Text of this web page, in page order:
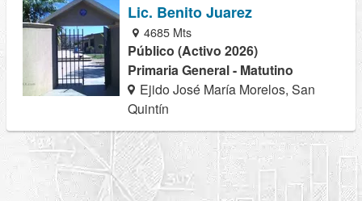
Lic. Benito Juarez
4685 Mts
Público (Activo 2026)
Primaria General - Matutino
Ejido José María Morelos, San
Quintín